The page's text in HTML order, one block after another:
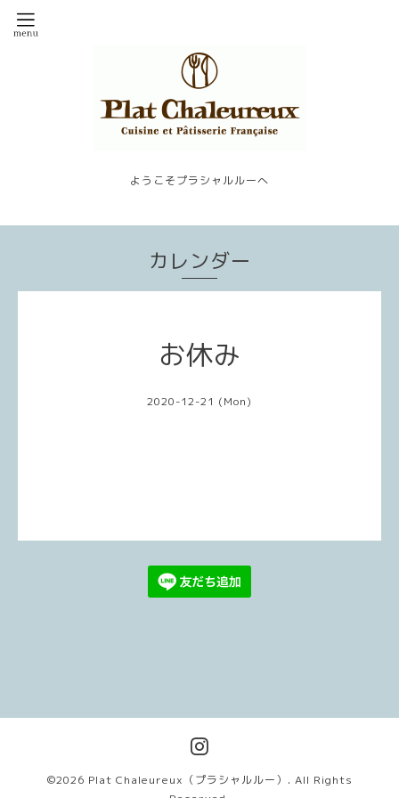
ようこそプラシャルルーへ
カレンダー
お休み
2020-12-21 (Mon)
©2026 Plat Chaleureux（プラシャルルー） . All Rights